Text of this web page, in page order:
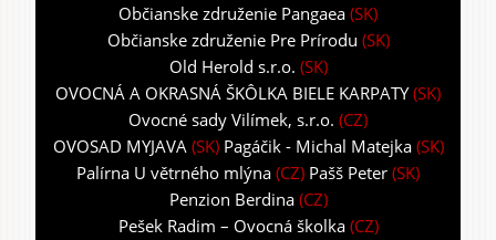
Občianske združenie Pangaea (SK)
Občianske združenie Pre Prírodu (SK)
Old Herold s.r.o. (SK)
OVOCNÁ A OKRASNÁ ŠKÔLKA BIELE KARPATY(SK)
Ovocné sady Vilímek, s.r.o. (CZ)
OVOSAD MYJAVA(SK) Pagáčik - Michal Matejka(SK)
Palírna U větrného mlýna (CZ) Pašš Peter (SK)
Penzion Berdina(CZ)
Pešek Radim – Ovocná školka(CZ)